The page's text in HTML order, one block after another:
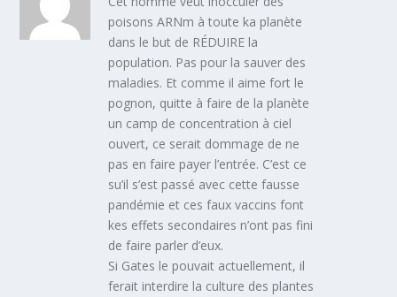
poisons ARNm à toute ka planète
dans le but de RÉDUIRE la
population. Pas pour la sauver des
maladies. Et comme il aime fort le
pognon, quitte à faire de la planète
un camp de concentration à ciel
ouvert, ce serait dommage de ne
pas en faire payer l’entrée. C’est ce
su’il s’est passé avec cette fausse
pandémie et ces faux vaccins font
kes effets secondaires n’ont pas fini
de faire parler d’eux.
Si Gates le pouvait actuellement, il
ferait interdire la culture des plantes